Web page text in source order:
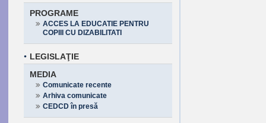
PROGRAME
ACCES LA EDUCATIE PENTRU
COPIII CU DIZABILITATI
LEGISLAŢIE
MEDIA
Comunicate recente
Arhiva comunicate
CEDCD în presă